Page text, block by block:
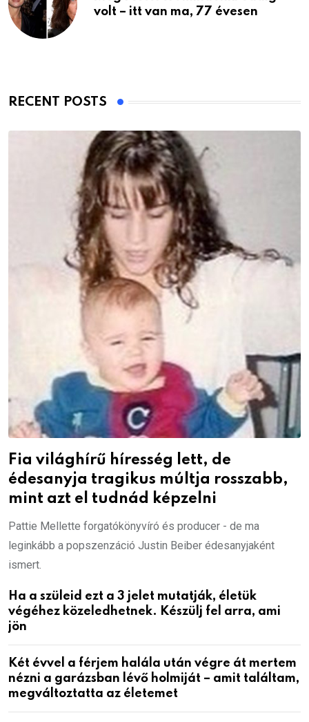
volt – itt van ma, 77 évesen
RECENT POSTS
Fia világhírű híresség lett, de
édesanyja tragikus múltja rosszabb,
mint azt el tudnád képzelni
Pattie Mellette forgatókönyvíró és producer - de ma
leginkább a popszenzáció Justin Beiber édesanyjaként
ismert.
Ha a szüleid ezt a 3 jelet mutatják, életük
végéhez közeledhetnek. Készülj fel arra, ami
jön
Két évvel a férjem halála után végre át mertem
nézni a garázsban lévő holmiját – amit találtam,
megváltoztatta az életemet